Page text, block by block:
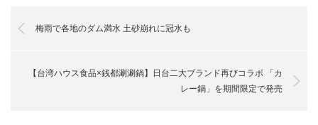
梅雨で各地のダム満水 土砂崩れに冠水も
【台湾ハウス食品×銭都涮涮鍋】日台二大ブランド再びコラボ 「カ
レー鍋」を期間限定で発売